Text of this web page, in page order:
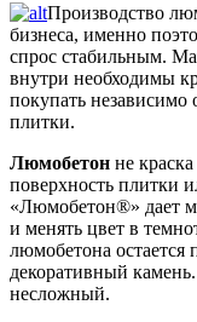
Производство
бизнеса, именно
спрос стабильным.
внутри необходимы
покупать независимо
плитки.
Люмобетон не
поверхность плитки
«Люмобетон®» дает
и менять цвет в
люмобетона
декоративный
несложный.